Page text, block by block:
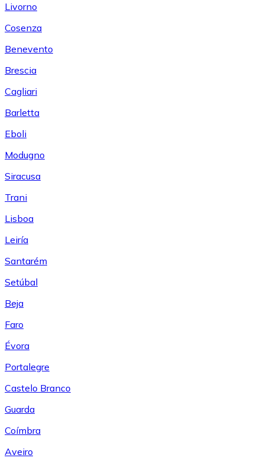
Livorno
Cosenza
Benevento
Brescia
Cagliari
Barletta
Eboli
Modugno
Siracusa
Trani
Lisboa
Leiría
Santarém
Setúbal
Beja
Faro
Évora
Portalegre
Castelo Branco
Guarda
Coímbra
Aveiro